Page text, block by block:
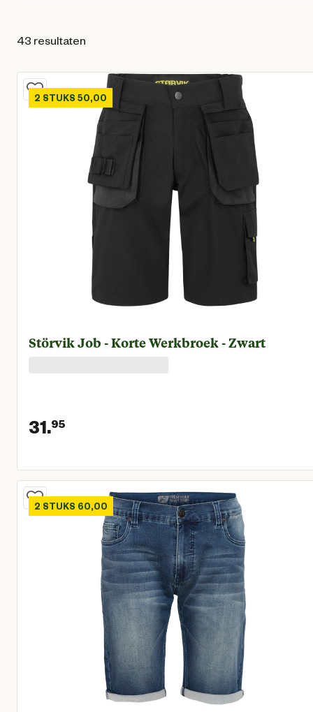
43 resultaten
2 STUKS 50,00
Störvik Job - Korte Werkbroek - Zwart
31.95
Huidige prijs € 31,95
2 STUKS 60,00